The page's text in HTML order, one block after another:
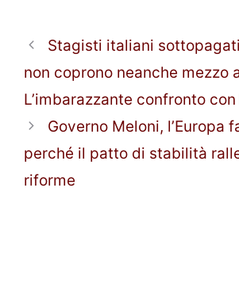
Stagisti italiani
non coprono neanche mezzo
L’imbarazzante confronto con
Governo Meloni, l’Europa
perché il patto di stabilità
riforme